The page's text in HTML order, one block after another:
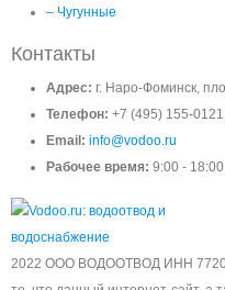
– Чугунные
Контакты
Адрес: г. Наро-Фоминск,
Телефон: +7 (495) 155-0121
Email: info@vodoo.ru
Рабочее время: 9:00 -
2022 ООО ВОДООТВОД ИНН